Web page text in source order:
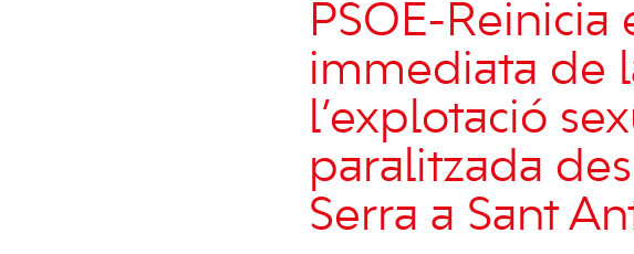
PSOE-
immediata de
l’explotació
paralitzada
Serra a Sant